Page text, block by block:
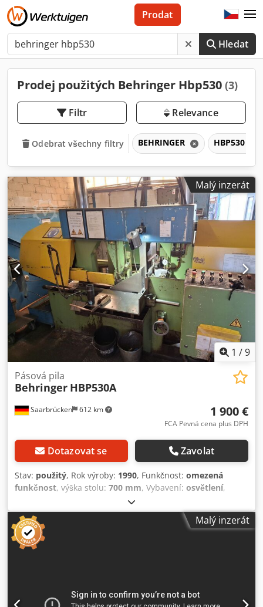
Hledat
Prodat
Prodej použitých Behringer Hbp530 (3)
Filtr Relevance
Odebrat všechny filtry BEHRINGER HBP530
Malý inzerát
1 /9
Saarbrücken 612 km
Pásová pila
Behringer HBP530A
1 900 €
FCA Pevná cena plus DPH
Dotazovat se Zavolat
Stav: použitý, Rok výroby: 1990, Funkčnost: omezená
funkčnost, výška stolu: 700 mm, Vybavení: osvětlení,
Nabízíme použitou pásovou pilu Behringer HBP530A, rok
výroby 1990. Výrobce: Behringer Typ stroje: HBP530A Rok
výroby: 1990 Výrobní číslo: 590240 Pokud máte jakékoli
dotazy nebo potřebujete další informace, neváhejte nás
kontaktovat prostřednictvím zprávy nebo telefonicky.
Malý inzerát